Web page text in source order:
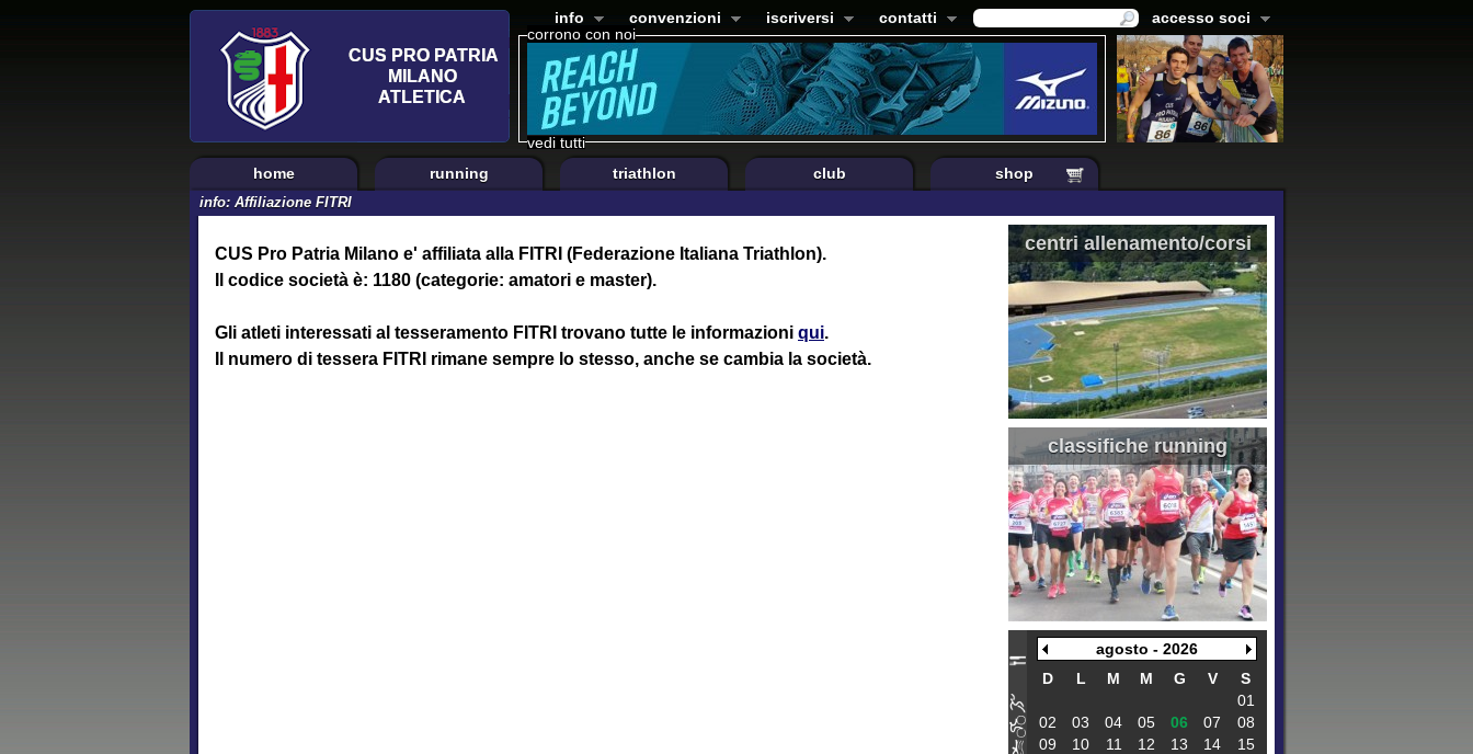
corrono con noi
vedi tutti
info convenzioni iscriversi contatti accesso soci
home running triathlon club shop
info: Affiliazione FITRI
CUS Pro Patria Milano e' affiliata alla FITRI (Federazione Italiana Triathlon).
Il codice società è: 1180 (categorie: amatori e master).
Gli atleti interessati al tesseramento FITRI trovano tutte le informazioni qui.
Il numero di tessera FITRI rimane sempre lo stesso, anche se cambia la società.
centri allenamento/corsi
classifiche running
agosto - 2026
D
L M M G V
S
01
02
03 04 05 06 07
08
09
10 11 12 13 14
15